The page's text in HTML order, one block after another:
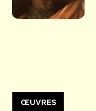
ŒUVRES